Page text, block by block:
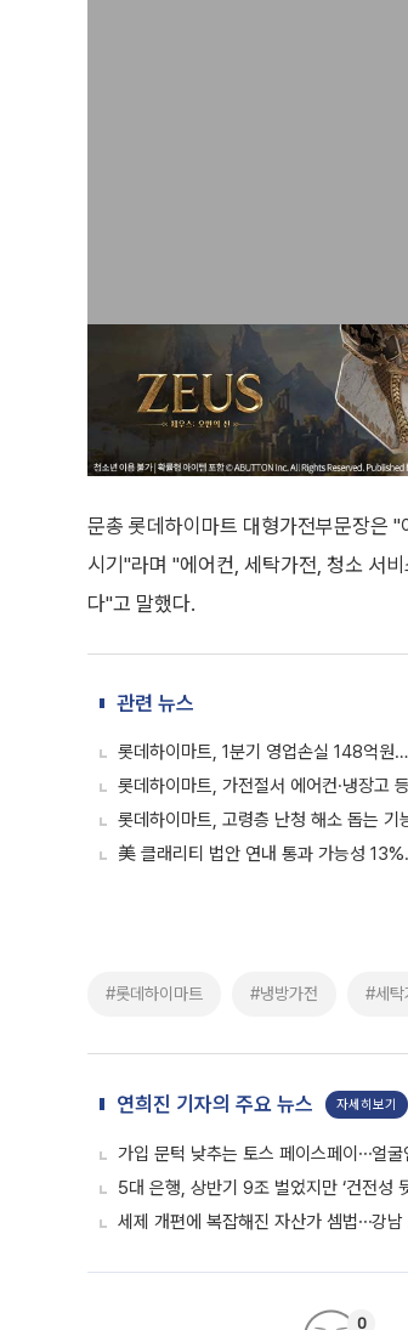
문총 롯데하이마트 대형가전부문장은
시기"라며 "에어컨, 세탁가전, 청소 서
다"고 말했다.
관련 뉴스
롯데하이마트, 1분기 영업손실 148억원
롯데하이마트, 가전절서 에어컨·냉장고
롯데하이마트, 고령층 난청 해소 돕는 기
美 클래리티 법안 연내 통과 가능성
#롯데하이마트 #냉방가전 #세탁
연희진 기자의 주요 뉴스 자세히보기
가입 문턱 낮추는 토스 페이스페이⋯얼
5대 은행, 상반기 9조 벌었지만 ‘건전성
세제 개편에 복잡해진 자산가 셈법⋯강남
0